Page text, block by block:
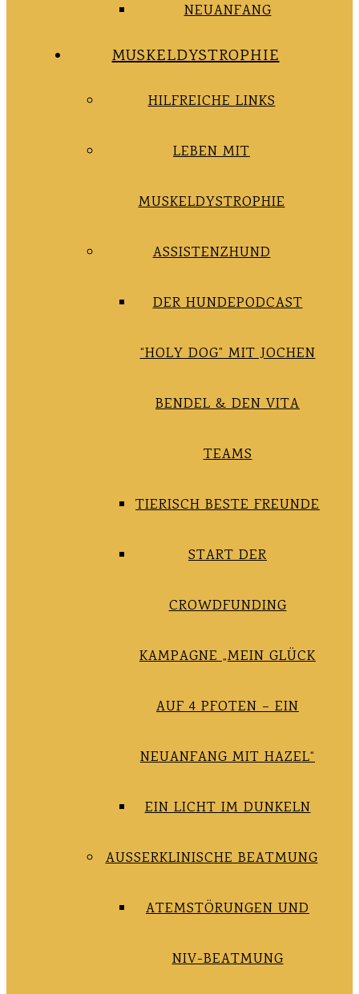
NEUANFANG
MUSKELDYSTROPHIE
HILFREICHE LINKS
LEBEN MIT
MUSKELDYSTROPHIE
ASSISTENZHUND
DER HUNDEPODCAST
“HOLY DOG” MIT JOCHEN
BENDEL & DEN VITA
TEAMS
TIERISCH BESTE FREUNDE
START DER
CROWDFUNDING
KAMPAGNE „MEIN GLÜCK
AUF 4 PFOTEN – EIN
NEUANFANG MIT HAZEL“
EIN LICHT IM DUNKELN
AUSSERKLINISCHE BEATMUNG
ATEMSTÖRUNGEN UND
NIV-BEATMUNG